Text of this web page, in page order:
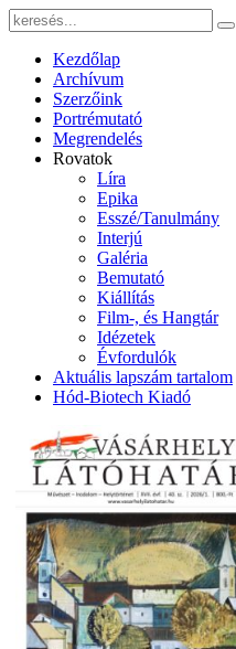
Kezdőlap
Archívum
Szerzőink
Portrémutató
Megrendelés
Rovatok
Líra
Epika
Esszé/Tanulmány
Interjú
Galéria
Bemutató
Kiállítás
Film-, és Hangtár
Idézetek
Évfordulók
Aktuális lapszám tartalom
Hód-Biotech Kiadó